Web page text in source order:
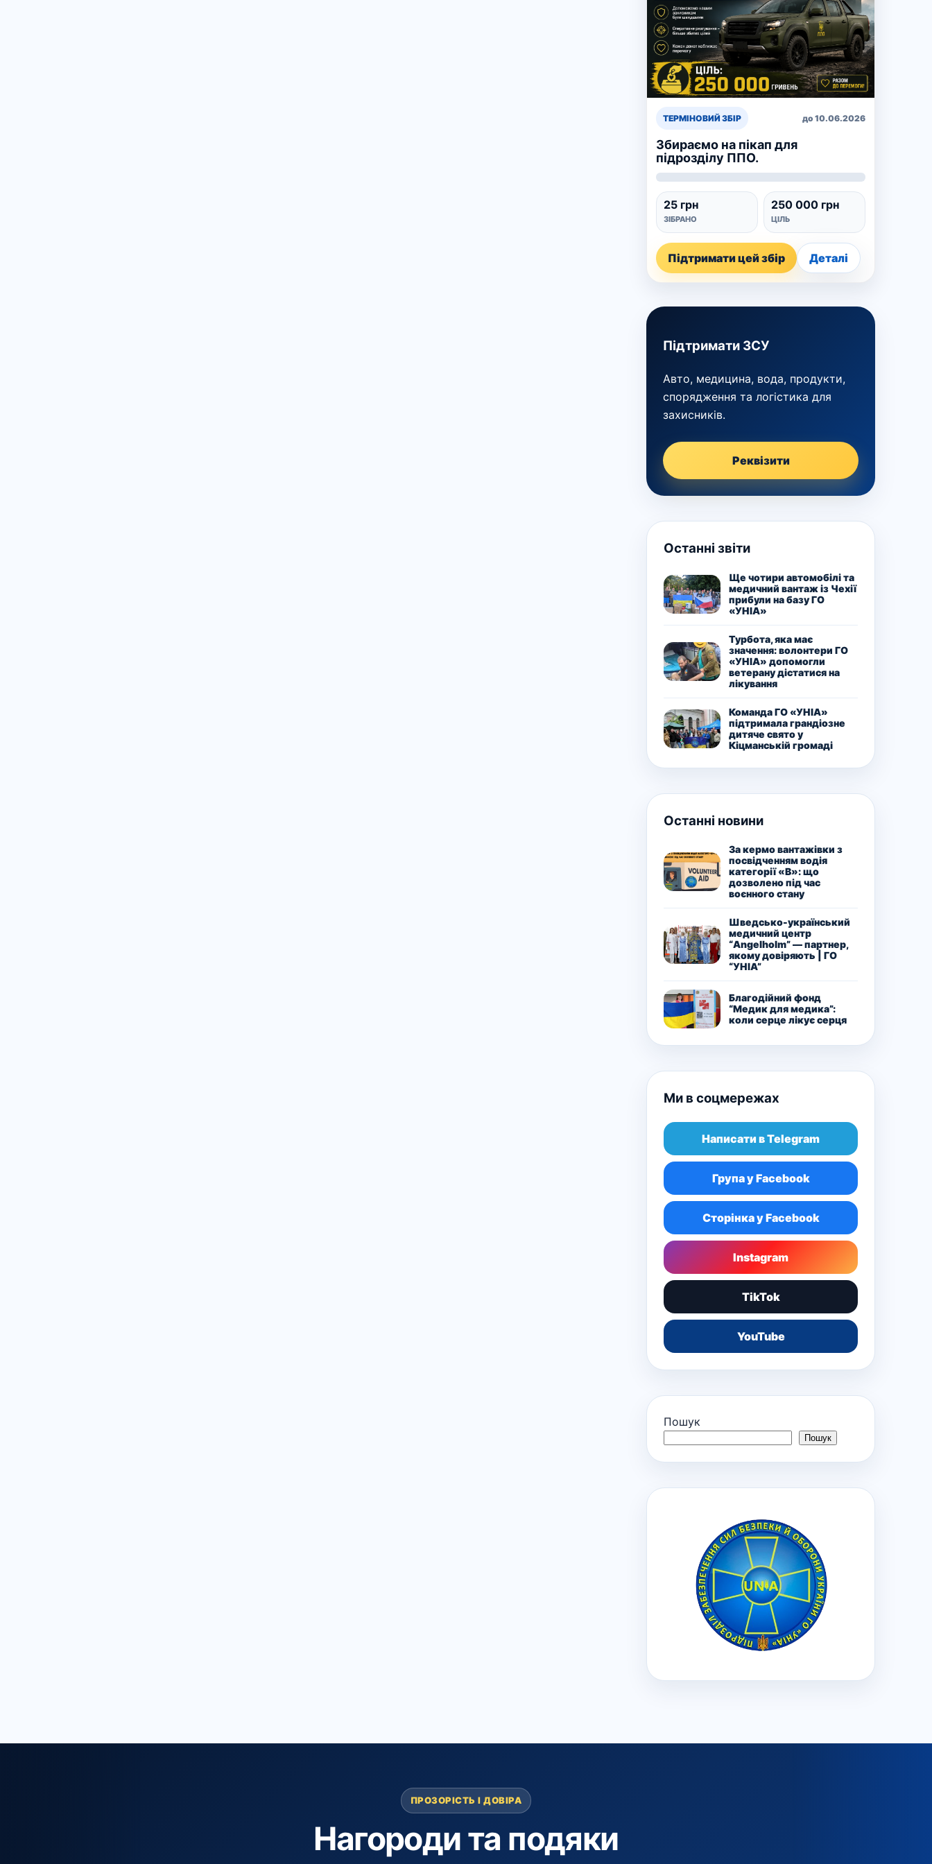
ТЕРМІНОВИЙ ЗБІР до 10.06.2026
Збираємо на пікап для
підрозділу ППО.
25 грн
ЗІБРАНО
250 000 грн
ЦІЛЬ
Підтримати цей збір Деталі
Підтримати ЗСУ
Авто, медицина, вода, продукти,
спорядження та логістика для
захисників.
Реквізити
Останні звіти
Ще чотири автомобілі та
медичний вантаж із Чехії
прибули на базу ГО
«УНІА»
Турбота, яка має
значення: волонтери ГО
«УНІА» допомогли
ветерану дістатися на
лікування
Команда ГО «УНІА»
підтримала грандіозне
дитяче свято у
Кіцманській громаді
Останні новини
За кермо вантажівки з
посвідченням водія
категорії «В»: що
дозволено під час
воєнного стану
Шведсько-український
медичний центр
“Angelholm” — партнер,
якому довіряють | ГО
“УНІА”
Благодійний фонд
“Медик для медика”:
коли серце лікує серця
Ми в соцмережах
Написати в Telegram
Група у Facebook
Сторінка у Facebook
Instagram
TikTok
YouTube
Пошук
Пошук
ПРОЗОРІСТЬ І ДОВІРА
Нагороди та подяки